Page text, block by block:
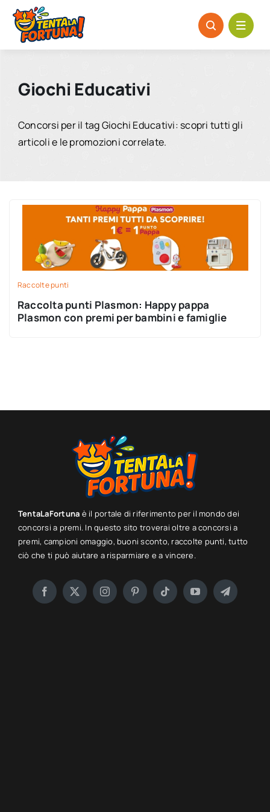
Salta
contenuto
Giochi Educativi
Concorsi per il tag Giochi Educativi: scopri tutti gli
articoli e le promozioni correlate.
Raccolte punti
Raccolta punti Plasmon: Happy pappa
Plasmon con premi per bambini e famiglie
TentaLaFortuna è il portale di riferimento per il mondo dei
concorsi a premi. In questo sito troverai oltre a concorsi a
premi, campioni omaggio, buoni sconto, raccolte punti, tutto
ciò che ti può aiutare a risparmiare e a vincere.